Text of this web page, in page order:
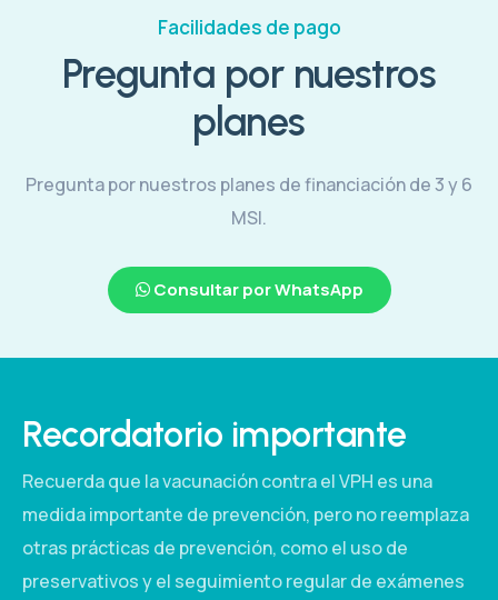
Facilidades de pago
Pregunta por nuestros
planes
Pregunta por nuestros planes de financiación de 3 y 6
MSI.
Consultar por WhatsApp
Recordatorio importante
Recuerda que la vacunación contra el VPH es una
medida importante de prevención, pero no reemplaza
otras prácticas de prevención, como el uso de
preservativos y el seguimiento regular de exámenes